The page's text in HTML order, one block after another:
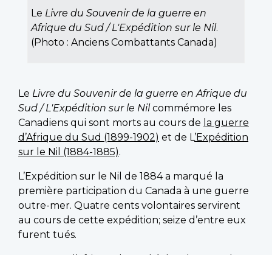
Le Livre du Souvenir de la guerre en
Afrique du Sud / L'Expédition sur le Nil.
(Photo : Anciens Combattants Canada)
Le Livre du Souvenir de la guerre en Afrique du
Sud / L'Expédition sur le Nilcommémore les
Canadiens qui sont morts au cours de la guerre
d’Afrique du Sud (1899-1902) et de L ’Expédition
sur le Nil (1884-1885).
L’Expédition sur le Nil de 1884 a marqué la
première participation du Canada à une guerre
outre-mer. Quatre cents volontaires servirent
au cours de cette expédition; seize d’entre eux
furent tués.